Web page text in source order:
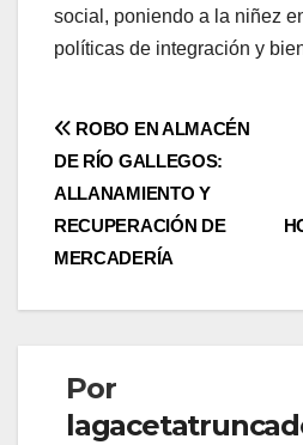
social, poniendo a la niñez
políticas de integración y
Navegación
de
entradas
ROBO EN ALMACÉN
DE RÍO GALLEGOS:
ALLANAMIENTO Y
RECUPERACIÓN DE
MERCADERÍA
Por